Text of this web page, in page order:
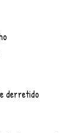
derretido